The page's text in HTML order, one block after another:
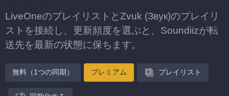
LiveOneのプレイリストとZvuk (Звук)のプレイリ
ストを接続し、更新頻度を選ぶと、Soundiizが転
送先を最新の状態に保ちます。
無料（1つの同期） プレミアム プレイリスト